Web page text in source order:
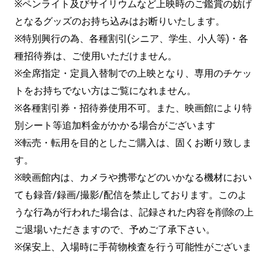
※ペンライト及びサイリウムなど上映時のご鑑賞の妨げ
となるグッズのお持ち込みはお断りいたします。
※特別興行の為、各種割引(シニア、学生、小人等)・各
種招待券は、ご使用いただけません。
※全席指定・定員入替制での上映となり、専用のチケッ
トをお持ちでない方はご覧になれません。
※各種割引券・招待券使用不可。また、映画館により特
別シート等追加料金がかかる場合がございます
※転売・転用を目的としたご購入は、固くお断り致しま
す。
※映画館内は、カメラや携帯などのいかなる機材におい
ても録音/録画/撮影/配信を禁止しております。このよ
うな行為が行われた場合は、記録された内容を削除の上
ご退場いただきますので、予めご了承下さい。
※保安上、入場時に手荷物検査を行う可能性がございま